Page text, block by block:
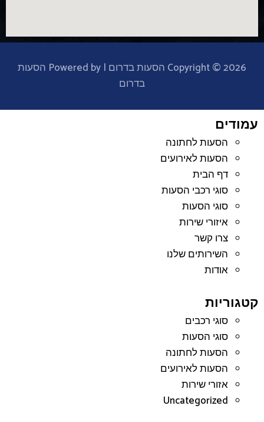
Copyright © 2026 הסעות בדרום | Powered by הסעות
בדרום
עמודים
הסעות לחתונה
הסעות לאירועים
דף הבית
סוגי רכבי הסעות
סוגי הסעות
איזורי שירות
צרו קשר
השירותים שלנו
אודות
קטגוריות
סוגי רכבים
סוגי הסעות
הסעות לחתונה
הסעות לאירועים
אזורי שירות
Uncategorized